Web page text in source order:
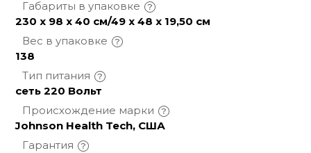
Габариты в упаковке
230 х 98 х 40 см/49 х 48 х 19,50 см
Вес в упаковке
138
Тип питания
сеть 220 Вольт
Происхождение марки
Johnson Health Tech, США
Гарантия